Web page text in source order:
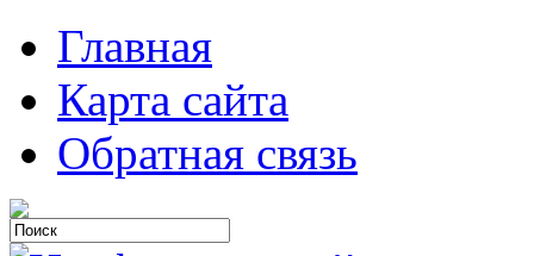
Главная
Карта сайта
Обратная связь